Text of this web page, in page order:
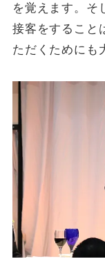
を覚えます。そ
接客をすること
ただくためにも